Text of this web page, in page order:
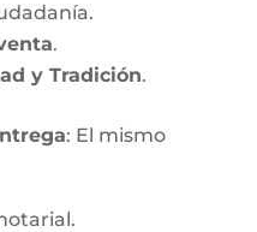
.
y Tradición.
: El mismo